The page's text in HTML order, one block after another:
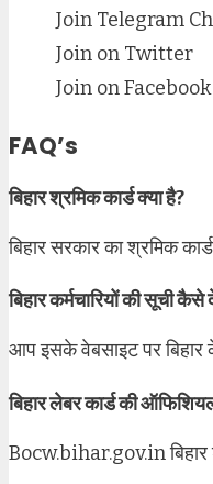
Join Telegram
Join on Twitter
Join on Facebook
FAQ’s
बिहार श्रमिक कार्ड क्या है?
बिहार सरकार का श्रमिक
बिहार कर्मचारियों की सूची
आप इसके वेबसाइट पर बिहार
बिहार लेबर कार्ड की
Bocw.bihar.gov.in बिहार